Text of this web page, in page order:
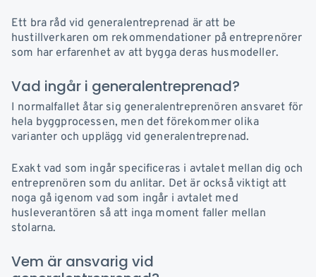
Ett bra råd vid generalentreprenad är att be
hustillverkaren om rekommendationer på entreprenörer
som har erfarenhet av att bygga deras husmodeller.
Vad ingår i generalentreprenad?
I normalfallet åtar sig generalentreprenören ansvaret för
hela byggprocessen, men det förekommer olika
varianter och upplägg vid generalentreprenad.
Exakt vad som ingår specificeras i avtalet mellan dig och
entreprenören som du anlitar. Det är också viktigt att
noga gå igenom vad som ingår i avtalet med
husleverantören så att inga moment faller mellan
stolarna.
Vem är ansvarig vid